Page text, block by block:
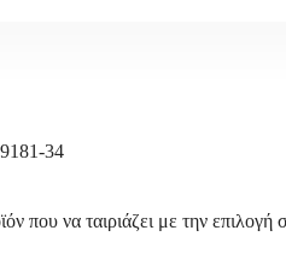
34
που να ταιριάζει με την επιλογή